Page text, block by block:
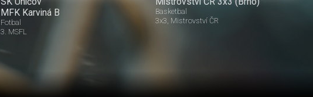
MFK Karviná B
Fotbal
3. MSFL
Basketbal
3x3 Mistrovství ČR